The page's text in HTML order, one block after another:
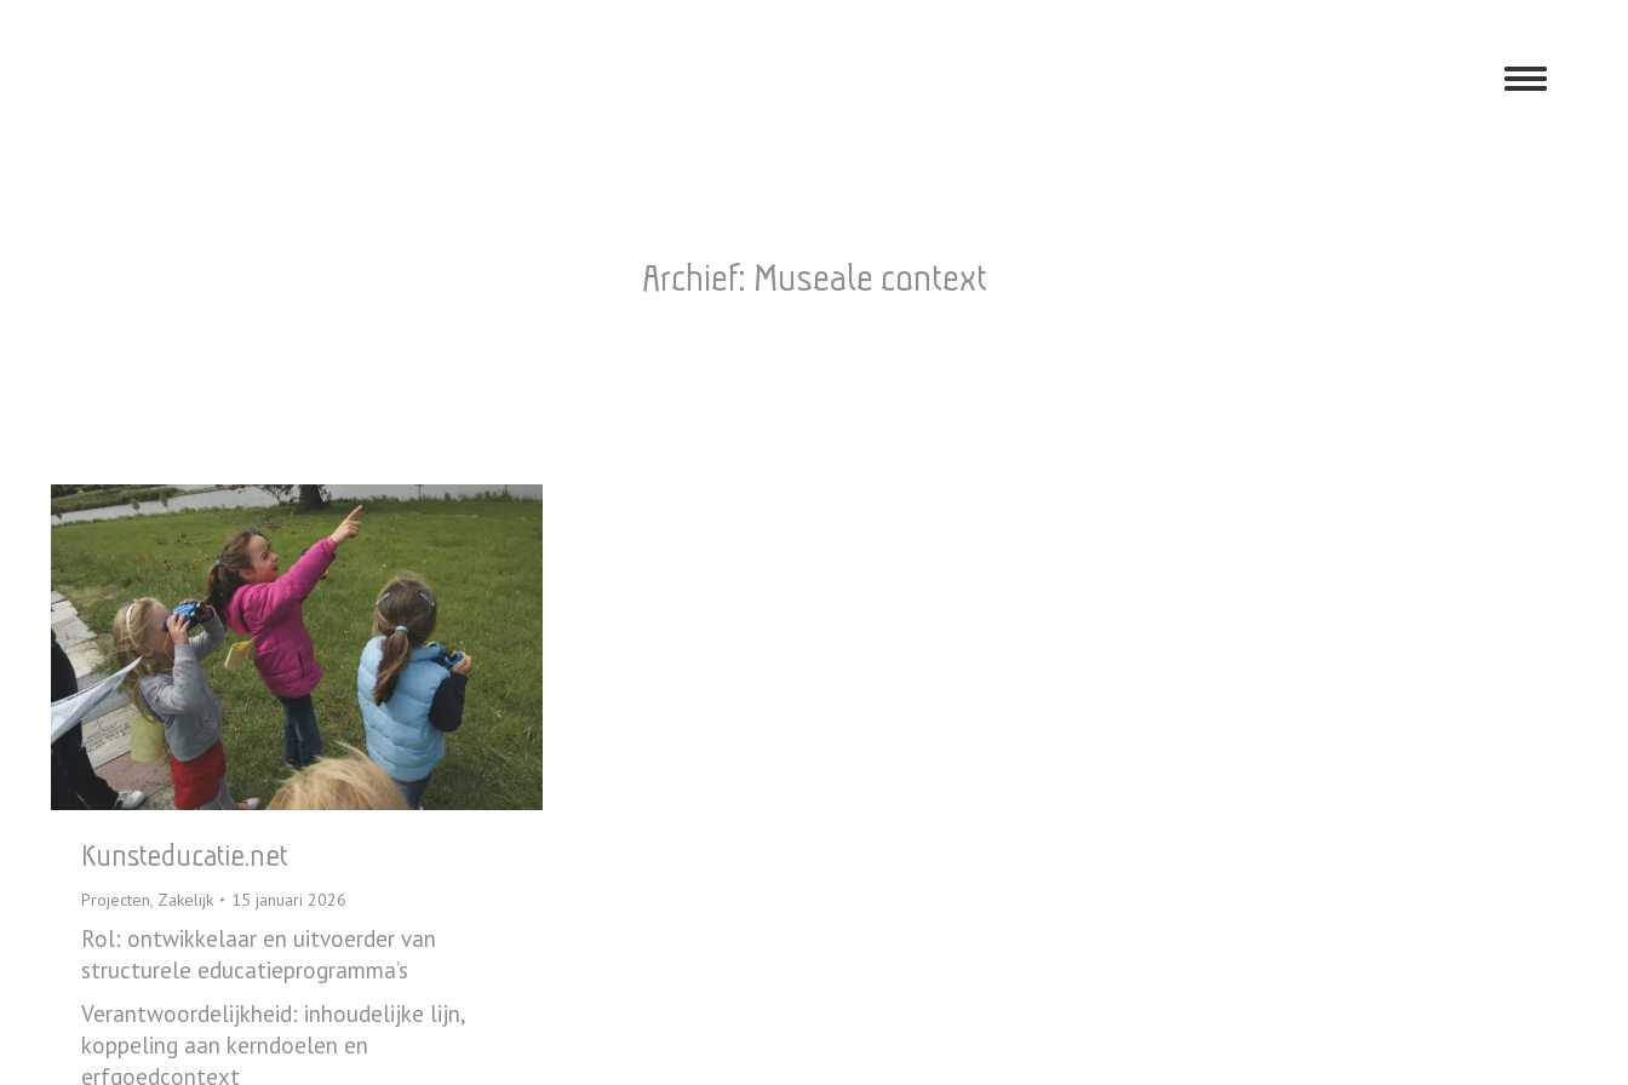
Archief: Museale context
Kunsteducatie.net
Projecten Zakelijk 15 januari 2026
Rol: ontwikkelaar en uitvoerder van
structurele educatieprogramma’s
Verantwoordelijkheid: inhoudelijke lijn,
koppeling aan kerndoelen en
erfgoedcontext